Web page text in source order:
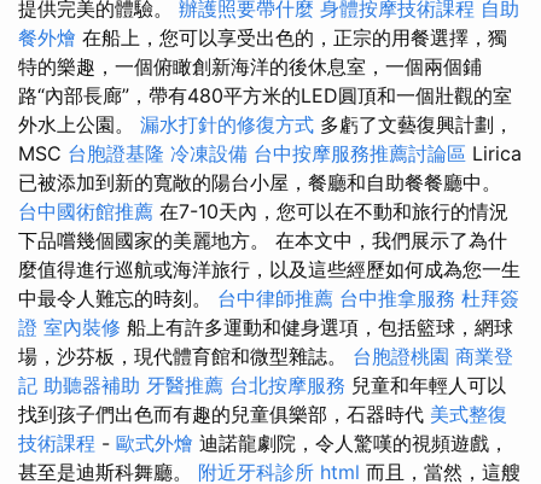
提供完美的體驗。 辦護照要帶什麼 身體按摩技術課程 自助
餐外燴 在船上，您可以享受出色的，正宗的用餐選擇，獨
特的樂趣，一個俯瞰創新海洋的後休息室，一個兩個鋪
路“內部長廊”，帶有480平方米的LED圓頂和一個壯觀的室
外水上公園。 漏水打針的修復方式 多虧了文藝復興計劃，
MSC 台胞證基隆 冷凍設備 台中按摩服務推薦討論區 Lirica
已被添加到新的寬敞的陽台小屋，餐廳和自助餐餐廳中。
台中國術館推薦 在7-10天內，您可以在不動和旅行的情況
下品嚐幾個國家的美麗地方。 在本文中，我們展示了為什
麼值得進行巡航或海洋旅行，以及這些經歷如何成為您一生
中最令人難忘的時刻。 台中律師推薦 台中推拿服務 杜拜簽
證 室內裝修 船上有許多運動和健身選項，包括籃球，網球
場，沙芬板，現代體育館和微型雜誌。 台胞證桃園 商業登
記 助聽器補助 牙醫推薦 台北按摩服務 兒童和年輕人可以
找到孩子們出色而有趣的兒童俱樂部，石器時代 美式整復
技術課程 - 歐式外燴 迪諾龍劇院，令人驚嘆的視頻遊戲，
甚至是迪斯科舞廳。 附近牙科診所 html 而且，當然，這艘